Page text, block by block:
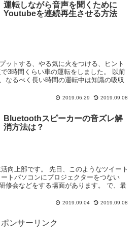
運転しながら音声を聞くために
Youtubeを連続再生させる方法
ットする、やる気に火をつける、ヒント
3時間くらい車の運転をしました。 以前
なるべく長い時間の運転中は知識の吸収
2019.06.29 2019.09.08
Bluetoothスピーカーの音ズレ解
消方法は？
向上部です。 先日、このようなツイート
トパソコンにプロジェクターをつない
修会などをする場面があります。 で、最
2019.09.04 2019.09.08
ンサーリンク